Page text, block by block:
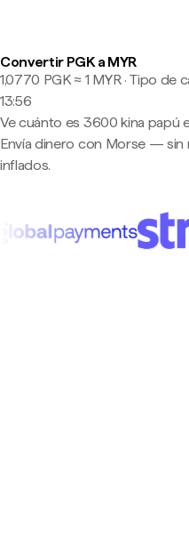
Convertir PGK a MYR
1,0770 PGK ≈ 1 MYR · Tipo de
13:56
Ve cuánto es 3600 kina papú
Envía dinero con Morse — sin
inflados.